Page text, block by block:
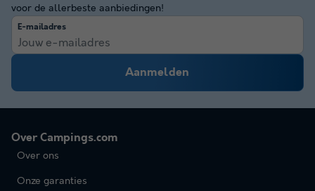
voor de allerbeste aanbiedingen!
E-mailadres
Aanmelden
Over Campings.com
Over ons
Onze garanties